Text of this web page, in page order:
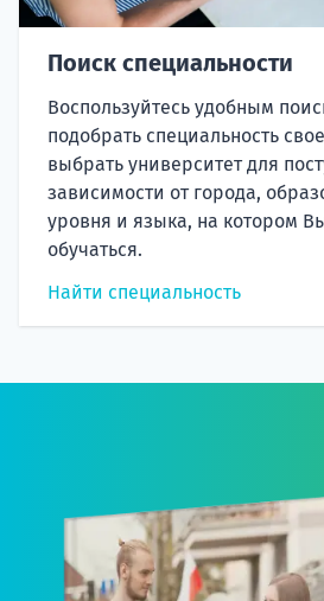
Поиск специальности
Воспользуйтесь удобным
подобрать специальность
выбрать университет для
зависимости от города,
уровня и языка, на котором
обучаться.
Найти специальность